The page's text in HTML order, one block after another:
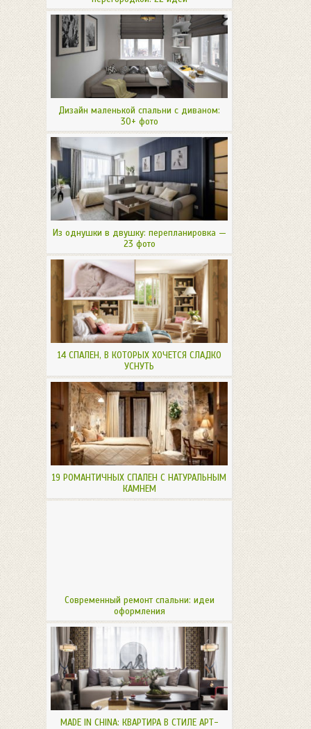
Дизайн маленькой спальни с диваном:
30+ фото
Из однушки в двушку: перепланировка —
23 фото
14 СПАЛЕН, В КОТОРЫХ ХОЧЕТСЯ СЛАДКО
УСНУТЬ
19 РОМАНТИЧНЫХ СПАЛЕН С НАТУРАЛЬНЫМ
КАМНЕМ
Современный ремонт спальни: идеи
оформления
MADE IN CHINA: КВАРТИРА В СТИЛЕ АРТ-